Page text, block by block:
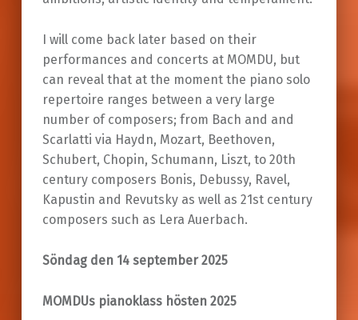
I will come back later based on their
performances and concerts at MOMDU, but
can reveal that at the moment the piano solo
repertoire ranges between a very large
number of composers; from Bach and and
Scarlatti via Haydn, Mozart, Beethoven,
Schubert, Chopin, Schumann, Liszt, to 20th
century composers Bonis, Debussy, Ravel,
Kapustin and Revutsky as well as 21st century
composers such as Lera Auerbach.
Söndag den 14 september 2025
MOMDUs pianoklass hösten 2025